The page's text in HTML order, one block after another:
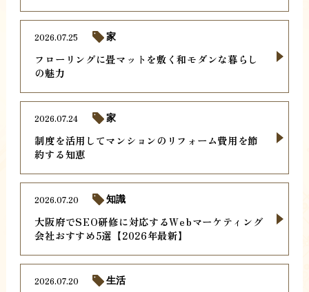
フローリングに畳マットを敷く和モダンな暮らし
の魅力
2026.07.25 家
制度を活用してマンションのリフォーム費用を節
約する知恵
2026.07.24 家
大阪府でSEO研修に対応するWebマーケティング
会社おすすめ5選【2026年最新】
2026.07.20 知識
2026.07.20 生活